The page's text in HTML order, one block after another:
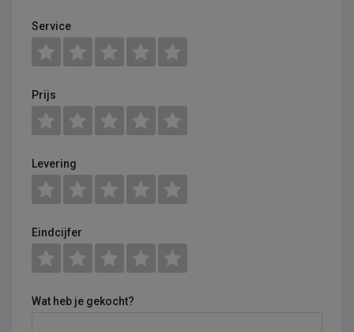
Service
Prijs
Levering
Eindcijfer
Wat heb je gekocht?